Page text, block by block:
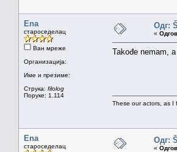
Ena
староседелац
Ван мреже
Организација:
Име и презиме:
Струка: filolog
Поруке: 1.114
Одг:
«
Takođe nemam,
These our actors, as I
Ena
староседелац
Одг:
«